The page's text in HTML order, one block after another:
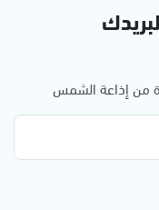
من إذاعة الشمس